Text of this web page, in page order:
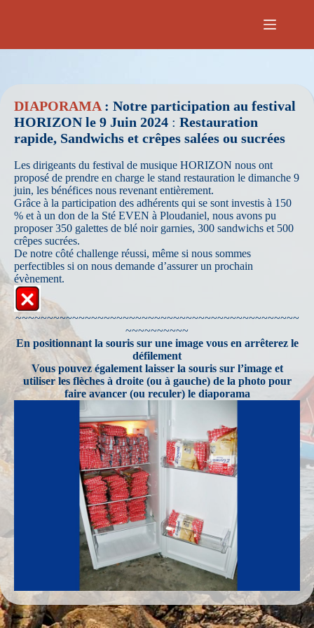
DIAPORAMA : Notre participation au festival
HORIZON le 9 Juin 2024 : Restauration
rapide, Sandwichs et crêpes salées ou sucrées
Les dirigeants du festival de musique HORIZON nous ont
proposé de prendre en charge le stand restauration le dimanche 9
juin, les bénéfices nous revenant entièrement.
Grâce à la participation des adhérents qui se sont investis à 150
% et à un don de la Sté EVEN à Ploudaniel, nous avons pu
proposer 350 galettes de blé noir garnies, 300 sandwichs et 500
crêpes sucrées.
De notre côté challenge réussi, même si nous sommes
perfectibles si on nous demande d’assurer un prochain
évènement.
~~~~~~~~~~~~~~~~~~~~~~~~~~~~~~~~~~~~~~~~~~~~~
~~~~~~~~~~
En positionnant la souris sur une image vous en arrêterez le
défilement
Vous pouvez également laisser la souris sur l’image et
utiliser les flèches à droite (ou à gauche) de la photo pour
faire avancer (ou reculer) le diaporama